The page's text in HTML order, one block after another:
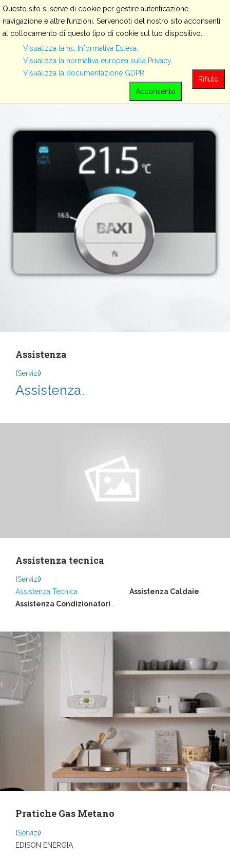
Servizi
View all
Assistenza
(Servizi)
Assistenza
Assistenza tecnica
(Servizi)
Assistenza Tecnica
Assistenza Caldaie
Assistenza Condizionatori
Pratiche Gas Metano
(Servizi)
EDISON ENERGIA
Questo sito si serve di cookie per gestire autenticazione,
navigazione e altre funzioni. Servendoti del nostro sito acconsenti
al collocamento di questo tipo di cookie sul tuo dispositivo.
Visualizza la ns. Informativa Estesa.
Visualizza la normativa europea sulla Privacy.
Visualizza la documentazione GDPR
Rifiuto
Acconsento